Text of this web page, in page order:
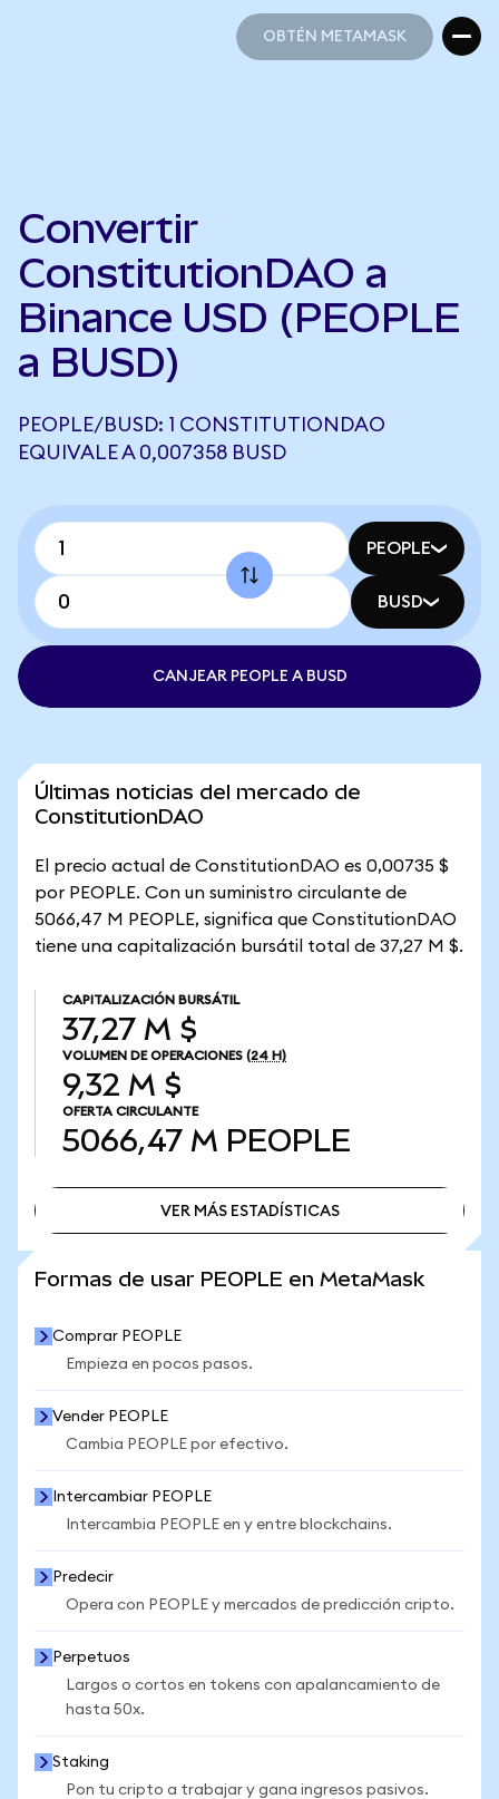
OBTÉN METAMASK
Convertir
ConstitutionDAO a
Binance USD (PEOPLE
a BUSD)
PEOPLE/BUSD: 1 CONSTITUTIONDAO
EQUIVALE A 0,007358 BUSD
PEOPLE
BUSD
CANJEAR PEOPLE A BUSD
Últimas noticias del mercado de
ConstitutionDAO
El precio actual de ConstitutionDAO es 0,00735 $
por PEOPLE. Con un suministro circulante de
5066,47 M PEOPLE, significa que ConstitutionDAO
tiene una capitalización bursátil total de 37,27 M $.
CAPITALIZACIÓN BURSÁTIL
37,27 M $
VOLUMEN DE OPERACIONES (24 H)
9,32 M $
OFERTA CIRCULANTE
5066,47 M PEOPLE
VER MÁS ESTADÍSTICAS
Formas de usar PEOPLE en MetaMask
Comprar PEOPLE
Empieza en pocos pasos.
Vender PEOPLE
Cambia PEOPLE por efectivo.
Intercambiar PEOPLE
Intercambia PEOPLE en y entre blockchains.
Predecir
Opera con PEOPLE y mercados de predicción cripto.
Perpetuos
Largos o cortos en tokens con apalancamiento de
hasta 50x.
Staking
Pon tu cripto a trabajar y gana ingresos pasivos.